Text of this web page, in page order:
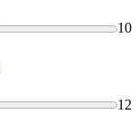
10
12